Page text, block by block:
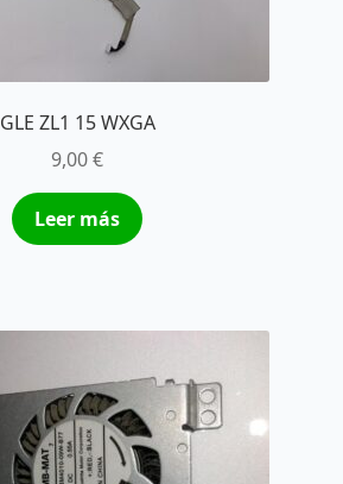
GLE ZL1 15 WXGA
9,00€
Leer más